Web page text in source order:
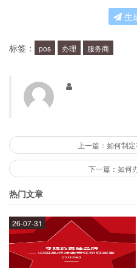
第二步：联系POS机服
资质；
第五步：服务商发放
POS机的费用主要包括以
生
标签： pos 办理 服务商
上一篇：如何制
下一篇：如何
热门文章
26-07-31